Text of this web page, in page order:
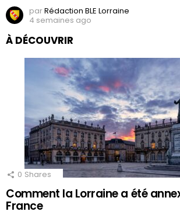
parRédaction BLE Lorraine
4 semaines ago
À DÉCOUVRIR
0 Shares
Comment la Lorraine a été
France